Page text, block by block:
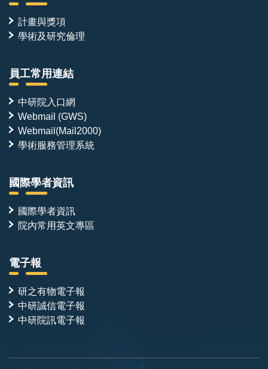
計畫與獎項
學術及研究倫理
員工常用連結
中研院入口網
Webmail (GWS)
Webmail(Mail2000)
學術服務管理系統
國際學者資訊
國際學者資訊
院內常用英文專區
電子報
研之有物電子報
中研誠信電子報
中研院訊電子報